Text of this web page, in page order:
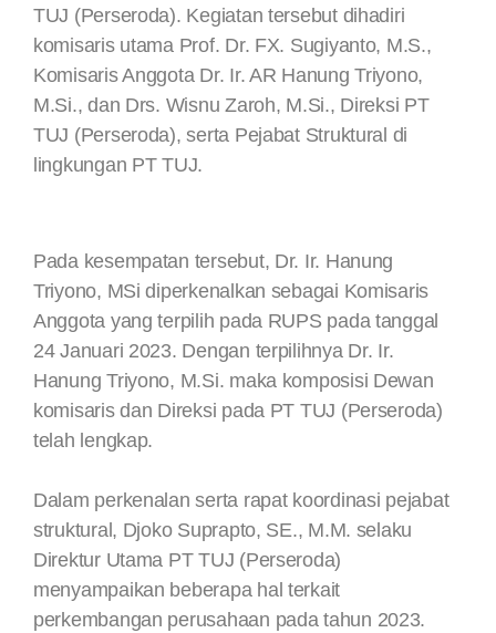
TUJ (Perseroda). Kegiatan tersebut dihadiri
komisaris utama Prof. Dr. FX. Sugiyanto, M.S.,
Komisaris Anggota Dr. Ir. AR Hanung Triyono,
M.Si., dan Drs. Wisnu Zaroh, M.Si., Direksi PT
TUJ (Perseroda), serta Pejabat Struktural di
lingkungan PT TUJ.
Pada kesempatan tersebut, Dr. Ir. Hanung
Triyono, MSi diperkenalkan sebagai Komisaris
Anggota yang terpilih pada RUPS pada tanggal
24 Januari 2023. Dengan terpilihnya Dr. Ir.
Hanung Triyono, M.Si. maka komposisi Dewan
komisaris dan Direksi pada PT TUJ (Perseroda)
telah lengkap.
Dalam perkenalan serta rapat koordinasi pejabat
struktural, Djoko Suprapto, SE., M.M. selaku
Direktur Utama PT TUJ (Perseroda)
menyampaikan beberapa hal terkait
perkembangan perusahaan pada tahun 2023.